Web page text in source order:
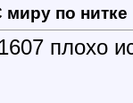
миру по
плохо